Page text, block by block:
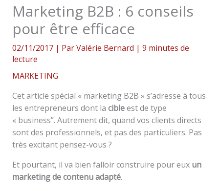
Marketing B2B : 6 conseils
pour être efficace
02/11/2017 | ParValérie Bernard | 9 minutes de
lecture
MARKETING
Cet article spécial « marketing B2B » s’adresse à tous
les entrepreneurs dont la cibleest de type
« business”. Autrement dit, quand vos clients directs
sont des professionnels, et pas des particuliers. Pas
très excitant pensez-vous ?
Et pourtant, il va bien falloir construire pour eux un
marketing de contenu adapté.